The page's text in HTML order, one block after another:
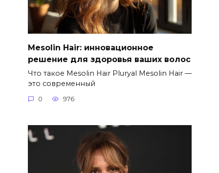
Mesolin Hair: инновационное
решение для здоровья ваших волос
Что такое Mesolin Hair Pluryal Mesolin Hair —
это современный
0 976